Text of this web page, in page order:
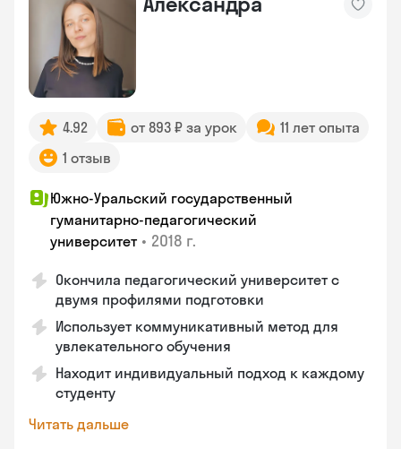
4.92 от 893 ₽ за урок
11 лет опыта
1 отзыв
Южно-Уральский государственный
гуманитарно-педагогический
университет • 2018 г.
Окончила педагогический университет с
двумя профилями подготовки
Использует коммуникативный метод для
увлекательного обучения
Находит индивидуальный подход к каждому
студенту
Читать дальше